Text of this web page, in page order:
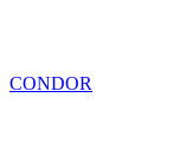
CONDOR